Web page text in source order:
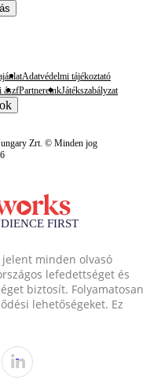
Adatvédelmi tájékoztató
ászfPartnereinkJátékszabályzat
Zrt. © Minden jog
minden olvasó
lefedettséget és
biztosít. Folyamatosan
lehetőségeket. Ez